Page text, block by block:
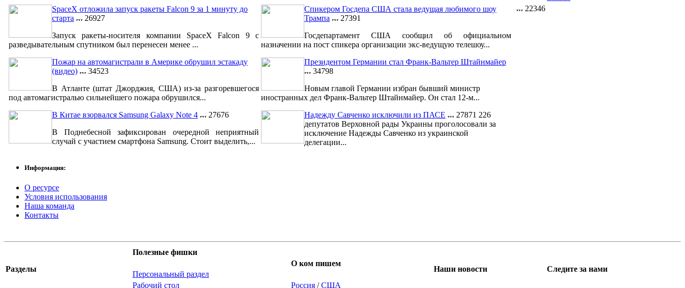
SpaceX отложила запуск ракеты Falcon 9 за 1 минуту до
старта
26927
Запуск ракеты-носителя компании SpaceX Falcon 9 с
разведывательным спутником был перенесен менее ...
Пожар на автомагистрали в Америке обрушил эстакаду
(видео)
34523
В Атланте (штат Джорджия, США) из-за разгоревшегося
под автомагистралью сильнейшего пожара обрушился...
В Китае взорвался Samsung Galaxy Note 4
27676
В Поднебесной зафиксирован очередной неприятный
случай с участием смартфона Samsung. Стоит выделить,...
Спикером Госдепа США стала ведущая любимого шоу
Трампа
27391
Госдепартамент США сообщил об официальном
назначении на пост спикера организации экс-ведущую телешоу...
Президентом Германии стал Франк-Вальтер Штайнмайер
34798
Новым главой Германии избран бывший министр
иностранных дел Франк-Вальтер Штайнмайер. Он стал 12-м...
Надежду Савченко исключили из ПАСЕ
27871 226
депутатов Верховной рады Украины проголосовали за
исключение Надежды Савченко из украинской
делегации...
22346
Информация:
О ресурсе
Условия использования
Наша команда
Контакты
Разделы
Полезные фишки
Персональный раздел
Рабочий стол
О ком пишем
Россия /США
Наши новости Следите за нами